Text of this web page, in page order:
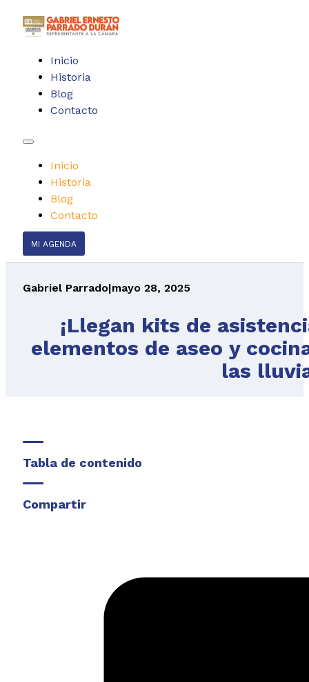
Inicio
Historia
Blog
Contacto
Inicio
Historia
Blog
Contacto
MI AGENDA
Gabriel Parrado|mayo 28, 2025
¡Llegan kits de
elementos de aseo y
las
Tabla de contenido
Compartir